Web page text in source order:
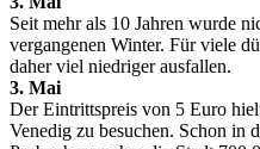
Seit mehr als 10 Jahren wurde
vergangenen Winter. Für viele
daher viel niedriger ausfallen.
3. Mai
Der Eintrittspreis von 5 Euro
Venedig zu besuchen. Schon in